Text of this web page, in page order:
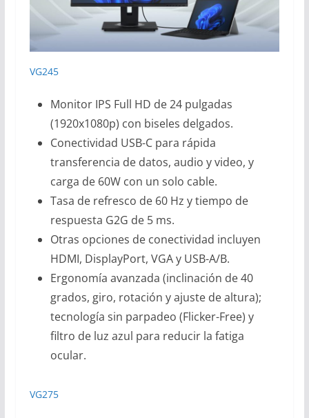
VG245
Monitor IPS Full HD de 24 pulgadas
(1920x1080p) con biseles delgados.
Conectividad USB-C para rápida
transferencia de datos, audio y video, y
carga de 60W con un solo cable.
Tasa de refresco de 60 Hz y tiempo de
respuesta G2G de 5 ms.
Otras opciones de conectividad incluyen
HDMI, DisplayPort, VGA y USB-A/B.
Ergonomía avanzada (inclinación de 40
grados, giro, rotación y ajuste de altura);
tecnología sin parpadeo (Flicker-Free) y
filtro de luz azul para reducir la fatiga
ocular.
VG275